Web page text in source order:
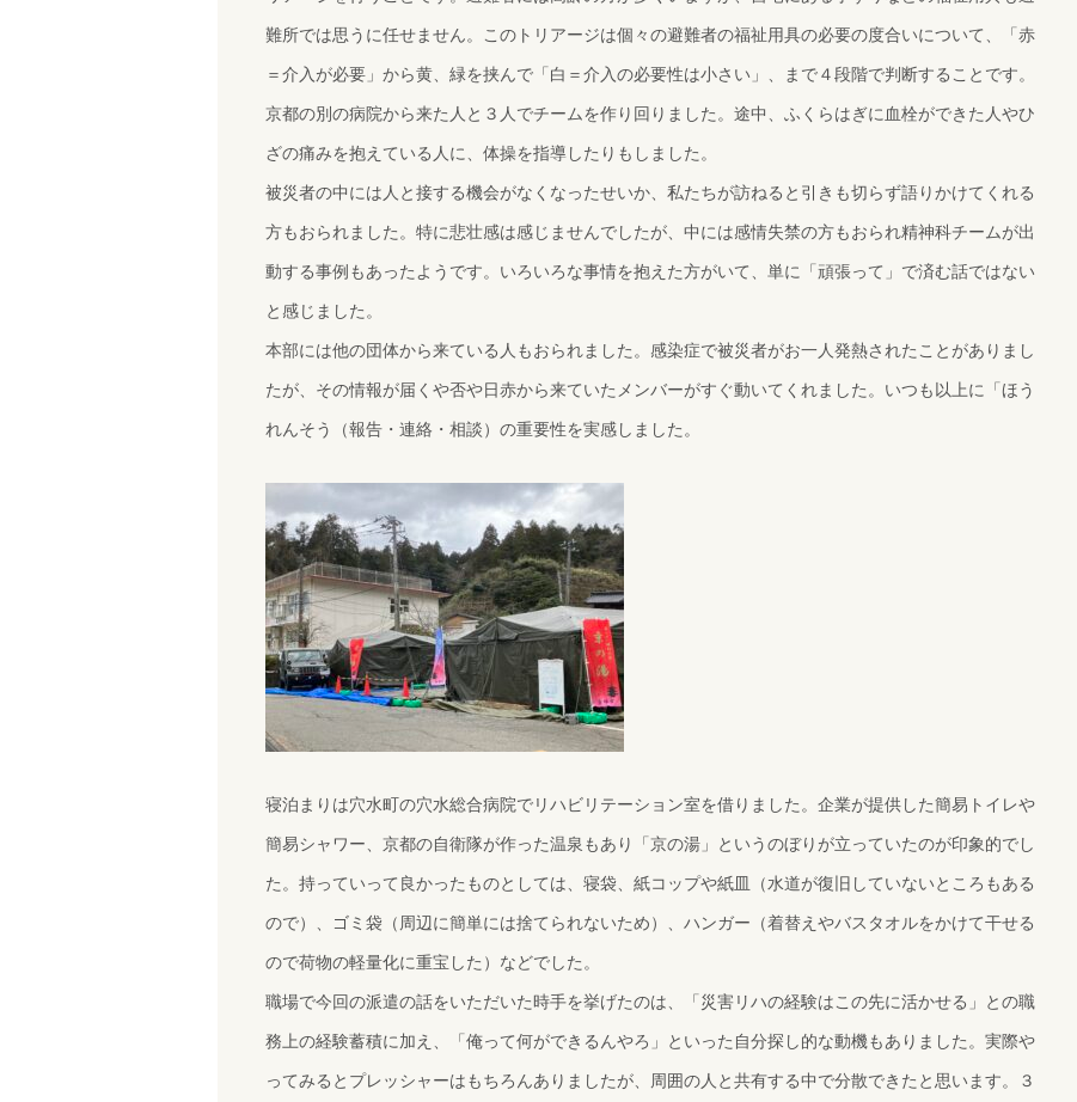
難所では思うに任せません。このトリアージは個々の避難者の福祉用具の必要の度合いについて、「赤
＝介入が必要」から黄、緑を挟んで「白＝介入の必要性は小さい」、まで４段階で判断することです。
京都の別の病院から来た人と３人でチームを作り回りました。途中、ふくらはぎに血栓ができた人やひ
ざの痛みを抱えている人に、体操を指導したりもしました。
被災者の中には人と接する機会がなくなったせいか、私たちが訪ねると引きも切らず語りかけてくれる
方もおられました。特に悲壮感は感じませんでしたが、中には感情失禁の方もおられ精神科チームが出
動する事例もあったようです。いろいろな事情を抱えた方がいて、単に「頑張って」で済む話ではない
と感じました。
本部には他の団体から来ている人もおられました。感染症で被災者がお一人発熱されたことがありまし
たが、その情報が届くや否や日赤から来ていたメンバーがすぐ動いてくれました。いつも以上に「ほう
れんそう（報告・連絡・相談）の重要性を実感しました。
寝泊まりは穴水町の穴水総合病院でリハビリテーション室を借りました。企業が提供した簡易トイレや
簡易シャワー、京都の自衛隊が作った温泉もあり「京の湯」というのぼりが立っていたのが印象的でし
た。持っていって良かったものとしては、寝袋、紙コップや紙皿（水道が復旧していないところもある
ので）、ゴミ袋（周辺に簡単には捨てられないため）、ハンガー（着替えやバスタオルをかけて干せる
ので荷物の軽量化に重宝した）などでした。
職場で今回の派遣の話をいただいた時手を挙げたのは、「災害リハの経験はこの先に活かせる」との職
務上の経験蓄積に加え、「俺って何ができるんやろ」といった自分探し的な動機もありました。実際や
ってみるとプレッシャーはもちろんありましたが、周囲の人と共有する中で分散できたと思います。３